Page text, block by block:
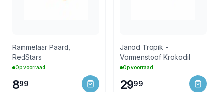
Rammelaar Paard,
RedStars
Op voorraad
899
Janod Tropik -
Vormenstoof Krokodil
Op voorraad
2999